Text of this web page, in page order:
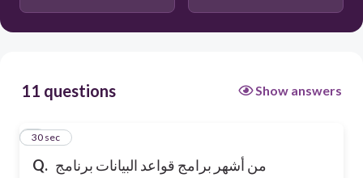
11 questions Show answers
Q. من أشهر برامج قواعد البيانات برنامج
1
30 sec